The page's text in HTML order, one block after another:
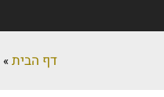
דף הבית»